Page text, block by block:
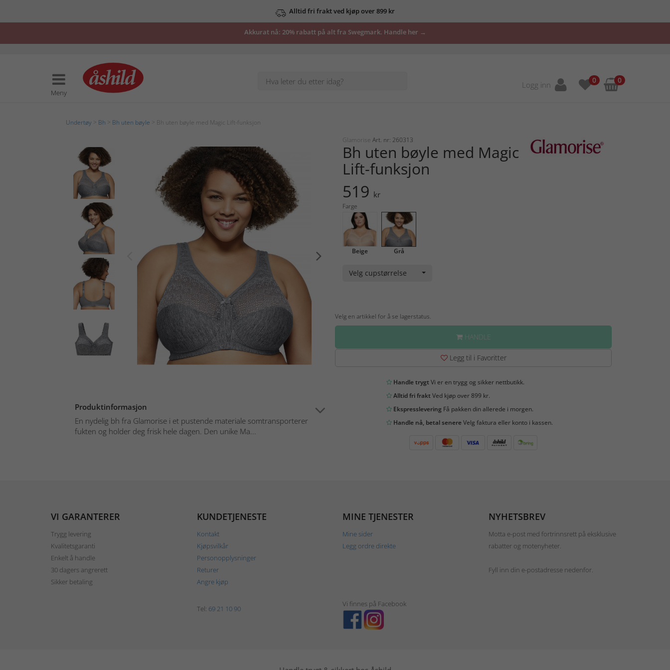
Se våre tilbud her
Akkurat nå: 20% rabatt på alt fra Swegmark. Handle her →
Meny
Logg inn 0 0
Undertøy Bh Bh uten bøyle > Bh uten bøyle med Magic Lift-funksjon
Produktinformasjon
En nydelig bh fra Glamorise i et pustende materiale somtransporterer
fukten og holder deg frisk hele dagen. Den unike Ma...
Glamorise Art. nr: 260313
Bh uten bøyle med Magic
Lift-funksjon
519 kr
Farge
Beige Grå
Velg cupstørrelse
Velg en artikkel for å se lagerstatus.
HANDLE
Legg til i Favoritter
Handle trygtVi er en trygg og sikker nettbutikk.
Alltid fri fraktVed kjøp over 899 kr.
EkspressleveringFå pakken din allerede i morgen.
Handle nå, betal senereVelg faktura eller konto i kassen.
VI GARANTERER
Trygg levering
Kvalitetsgaranti
Enkelt å handle
30 dagers angrerett
Sikker betaling
KUNDETJENESTE
Kontakt
Kjøpsvilkår
Personopplysninger
Returer
Angre kjøp
MINE TJENESTER
Mine sider
Legg ordre direkte
NYHETSBREV
Motta e-post med fortrinnsrett på eksklusive
rabatter og motenyheter.
Fyll inn din e-postadresse nedenfor.
Tel: 69 21 10 90
Vi finnes på Facebook